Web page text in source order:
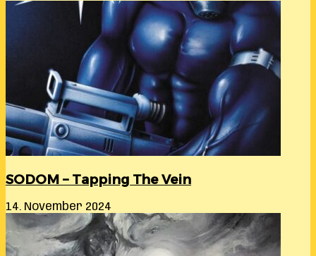
SODOM – Tapping The Vein
14. November 2024